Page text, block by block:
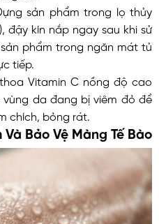
sản phẩm trong lọ thủy
đậy kín nắp ngay sau khi sử
phẩm trong ngăn mát tủ
tiếp.
Vitamin C nồng độ cao
da đang bị viêm đỏ để
chích, bỏng rát.
Bảo Vệ Màng Tế Bào